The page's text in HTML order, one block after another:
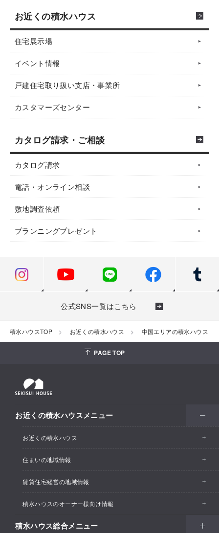
お近くの積水ハウス
住宅展示場
イベント情報
戸建住宅取り扱い支店・事業所
カスタマーズセンター
カタログ請求・ご相談
カタログ請求
電話・オンライン相談
敷地調査依頼
プランニングプレゼント
公式SNS一覧はこちら
積水ハウスTOP お近くの積水ハウス 中国エリアの積水ハウス（
PAGE TOP
お近くの積水ハウスメニュー
お近くの積水ハウス
お近くの積水ハウストップ
住まいの地域情報
イベント情報
住宅展示場・ショールーム情報
賃貸住宅経営の地域情報
イベント情報
支店・事業所情報
積水ハウスのオーナー様向け情報
カスタマーズセンター
積水ハウス総合メニュー